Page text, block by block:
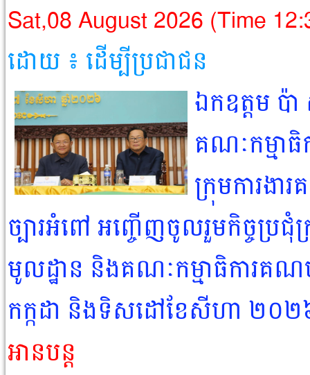
Sat,08 August 2026 (Time
ដោយ ៖ ដើម្បីប្រជាជន​
ឯកឧត្តម ប៉
គណៈកម្មា
ក្រុមការង
ច្បារអំពៅ អញ្ចើញចូលរួមកិច្ចប្រ
មូលដ្ឋាន និងគណៈកម្មាធិការគណ
កក្កដា និងទិសដៅខែសីហា ២០
អានបន្ត